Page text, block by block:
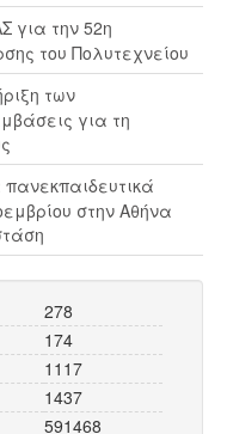
για την 52η
του Πολυτεχνείου
των
για τη
στην Αθήνα
278
174
1117
1437
591468